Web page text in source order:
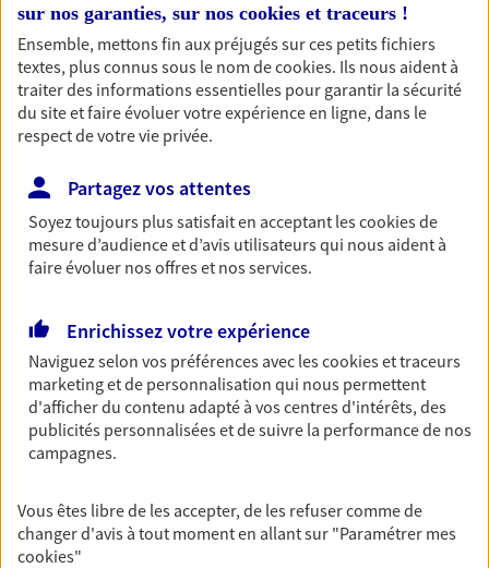
Découvrir les offres Épargne
Retraite
Préparez sereinement ce nouveau chapitre de
votre vie avec les conseils d'un expert. Découvrez
notre solution PER (Plan Epargne Retraite)
spécialement conçue pour la retraite.
Découvrir l'offre Retraite
Pour un avenir serein, assurez-vous avec notre
contrat prévoyance. Préservez vos proches en cas
d'accident ou de maladie en optant pour les
garanties incapacité temporaire totale de travail,
invalidité ou de décès.
Santé
sur nos garanties, sur nos cookies et traceurs !
Ensemble, mettons fin aux préjugés sur ces petits fichiers
textes, plus connus sous le nom decookies. Ils nous aident à
traiter des informations essentielles pour garantir la sécurité
du site et faire évoluer votre expérience en ligne, dans le
respect de votre vie privée.
Partagez vos attentes
Soyez toujours plus satisfait en acceptant lescookiesde
mesure d’audience et d’avis utilisateurs qui nous aident à
faire évoluer nos offres et nos services.
Enrichissez votre expérience
Naviguez selon vos préférences avec lescookies et traceurs
marketing et de personnalisation qui nous permettent
d'afficher du contenu adapté à vos centres d'intérêts, des
publicités personnalisées et de suivre la performance de nos
campagnes.
Vous êtes libre de les accepter, de les refuser comme de
changer d'avis à tout moment en allant sur "Paramétrer mes
cookies"